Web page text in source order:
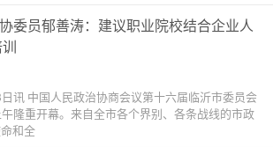
委员郁善涛：建议职业院校结合企业人
讯 中国人民政治协商会议第十六届临沂市委员会
隆重开幕。来自全市各个界别、各条战线的市政
和全